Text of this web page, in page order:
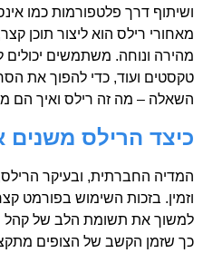
ושיתוף דרך פלטפורמות כמו
מאחורי רילס הוא ליצור תוכן
מהירה ונוחה. משתמשים יכולים
טקסטים ועוד, כדי להפוך את
השאלה – מה זה רילס ואיך הם
כיצד הרילס משנים
המדיה החברתית, ובעיקר
וזמין. בזכות השימוש בפורמט
למשוך את תשומת הלב של קהל
כך שזמן הקשב של הצופים